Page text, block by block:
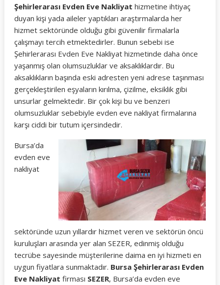
Şehirlerarası Evden Eve Nakliyat hizmetine ihtiyaç
duyan kişi yada aileler yaptıkları araştırmalarda her
hizmet sektöründe olduğu gibi güvenilir firmalarla
çalışmayı tercih etmektedirler. Bunun sebebi ise
Şehirlerarası Evden Eve Nakliyat hizmetinde daha önce
yaşanmış olan olumsuzluklar ve aksaklıklardır. Bu
aksaklıkların başında eski adresten yeni adrese taşınması
gerçekleştirilen eşyaların kırılma, çizilme, eksiklik gibi
unsurlar gelmektedir. Bir çok kişi bu ve benzeri
olumsuzluklar sebebiyle evden eve nakliyat firmalarına
karşı ciddi bir tutum içersindedir.
Bursa’da
evden eve
nakliyat
sektöründe uzun yıllardır hizmet veren ve sektörün öncü
kuruluşları arasında yer alan SEZER, edinmiş olduğu
tecrübe sayesinde müşterilerine daima en iyi hizmeti en
uygun fiyatlara sunmaktadır. Bursa Şehirlerarası Evden
Eve Nakliyat firması SEZER, Bursa’da evden eve